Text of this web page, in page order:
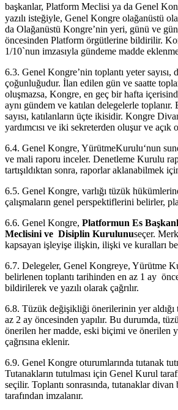
başkanlar, Platform Meclisi ya da Genel
yazılı isteğiyle, Genel Kongre olağanüstü
da Olağanüstü Kongre’nin yeri, günü ve
öncesinden Platform örgütlerine bildirilir.
1/10`nun imzasıyla gündeme madde
6.3. Genel Kongre’nin toplantı yeter sayısı,
çoğunluğudur. İlan edilen gün ve saatte
oluşmazsa, Kongre, en geç bir hafta
aynı gündem ve katılan delegelerle
sayısı, katılanların üçte ikisidir. Kongre
yardımcısı ve iki sekreterden oluşur ve açık
6.4. Genel Kongre, YürütmeKurulu‘nun
ve mali raporu inceler. Denetleme Kurulu
tartışıldıktan sonra, raporlar aklanabilmek
6.5. Genel Kongre, varlığı tüzük
çalışmaların genel perspektiflerini belirler,
6.6. Genel Kongre, Platformun Es
Meclisini ve Disiplin Kurulunuseçer.
kapsayan işleyişe ilişkin, ilişki ve kuralları
6.7. Delegeler, Genel Kongreye, Yürütme
belirlenen toplantı tarihinden en az 1 ay
bildirilerek ve yazılı olarak çağrılır.
6.8. Tüzük değişikliği önerilerinin yer aldığı
az 2 ay öncesinden yapılır. Bu durumda,
önerilen her madde, eski biçimi ve önerilen
çağrısına eklenir.
6.9. Genel Kongre oturumlarında tutanak
Tutanakların tutulması için Genel Kurul
seçilir. Toplantı sonrasında, tutanaklar divan
tarafından imzalanır.